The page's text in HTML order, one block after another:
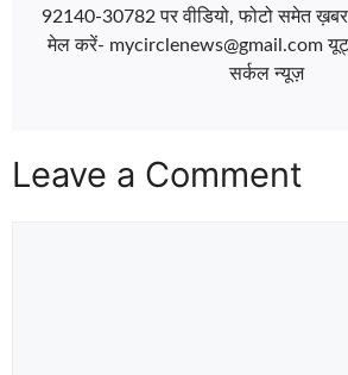
92140-30782 पर वीडियो, फोटो समेत
मेल करें- mycirclenews@gmail.com
सर्कल न्यूज़
Leave a Comment